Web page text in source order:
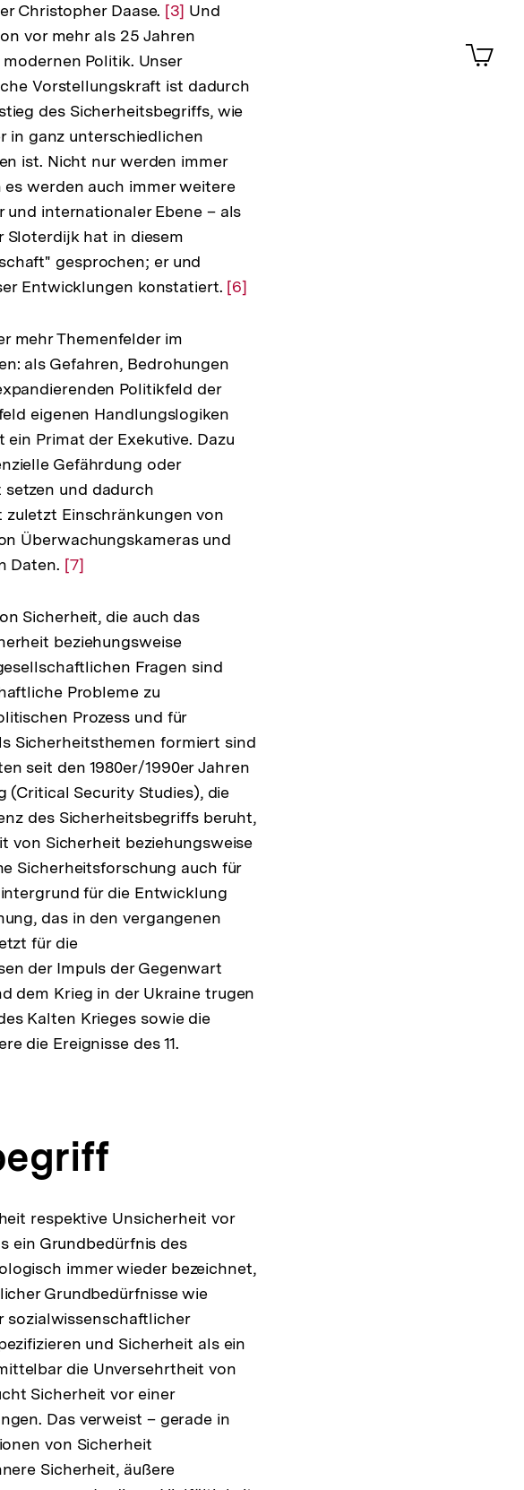
Christopher Daase. Zur
Auflösung
der
Fußnote
[3] Und
vor mehr als 25 Jahren
Politik. Unser
Vorstellungskraft ist dadurch
des Sicherheitsbegriffs, wie
in ganz unterschiedlichen
ist. Nicht nur werden immer
werden auch immer weitere
internationaler Ebene – als
Sloterdijk hat in diesem
gesprochen; er und
Entwicklungen konstatiert. Zur
Fußnote
[6]
mehr Themenfelder im
als Gefahren, Bedrohungen
Politikfeld der
eigenen Handlungslogiken
Primat der Exekutive. Dazu
Gefährdung oder
und dadurch
Einschränkungen von
Überwachungskameras und
Daten. Zur
der
Fußnote
[7]
Sicherheit, die auch das
beziehungsweise
Fragen sind
Probleme zu
Prozess und für
Sicherheitsthemen formiert sind
seit den 1980er/1990er Jahren
(Critical Security Studies), die
des Sicherheitsbegriffs beruht,
von Sicherheit beziehungsweise
Sicherheitsforschung auch für
für die Entwicklung
das in den vergangenen
für die
der Impuls der Gegenwart
dem Krieg in der Ukraine trugen
Kalten Krieges sowie die
die Ereignisse des 11.
respektive Unsicherheit vor
ein Grundbedürfnis des
immer wieder bezeichnet,
Grundbedürfnisse wie
sozialwissenschaftlicher
und Sicherheit als ein
die Unversehrtheit von
Sicherheit vor einer
Das verweist – gerade in
von Sicherheit
Sicherheit, äußere